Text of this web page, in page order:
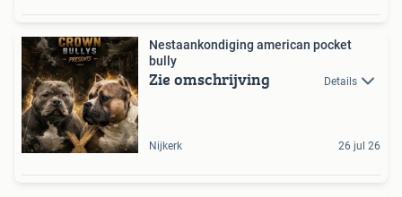
Nestaankondiging american pocket
bully
Zie omschrijving Details
Nijkerk 26 jul 26